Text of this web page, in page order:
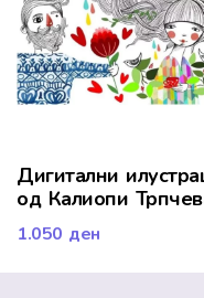
Дигитални
од Калиопи
1.050 ден